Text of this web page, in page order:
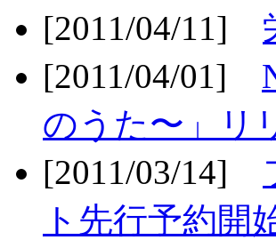
[2011/04/11]
[2011/04/01]
のうた〜」リ
[2011/03/14]
ト先行予約開